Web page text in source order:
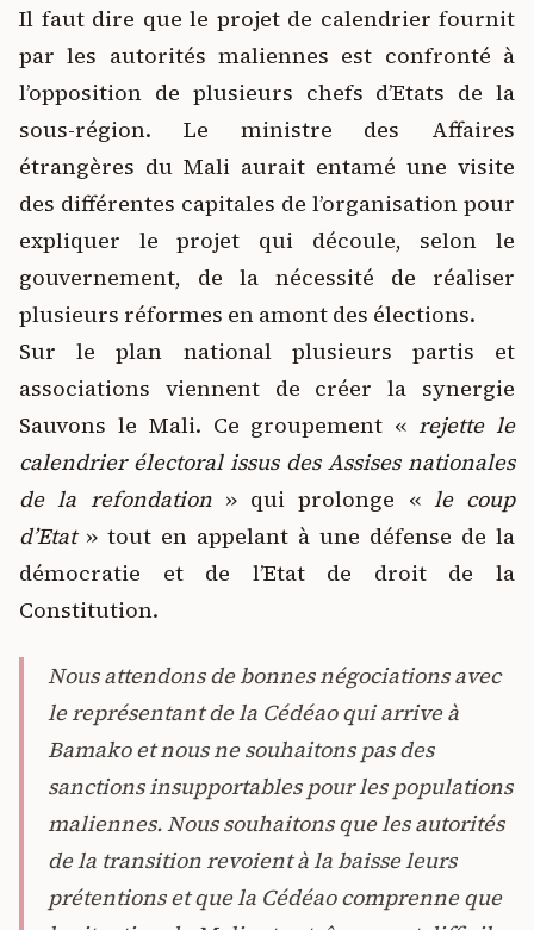
Il faut dire que le projet de calendrier fournit
par les autorités maliennes est confronté à
l’opposition de plusieurs chefs d’Etats de la
sous-région. Le ministre des Affaires
étrangères du Mali aurait entamé une visite
des différentes capitales de l’organisation pour
expliquer le projet qui découle, selon le
gouvernement, de la nécessité de réaliser
plusieurs réformes en amont des élections.
Sur le plan national plusieurs partis et
associations viennent de créer la synergie
Sauvons le Mali. Ce groupement « rejette le
calendrier électoral issus des Assises nationales
de la refondation» qui prolonge «le coup
d’Etat» tout en appelant à une défense de la
démocratie et de l’Etat de droit de la
Constitution.
Nous attendons de bonnes négociations avec
le représentant de la Cédéao qui arrive à
Bamako et nous ne souhaitons pas des
sanctions insupportables pour les populations
maliennes. Nous souhaitons que les autorités
de la transition revoient à la baisse leurs
prétentions et que la Cédéao comprenne que